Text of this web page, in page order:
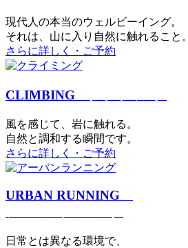
現代⼈の本当のウェルビーイング。
それは、⼭に⼊り⾃然に触れること。
さらに詳しく・ご予約
CLIMBING
⾵を感じて、岩に触れる。
⾃然と調和する瞬間です。
さらに詳しく・ご予約
URBAN RUNNING
日常とは異なる環境で、